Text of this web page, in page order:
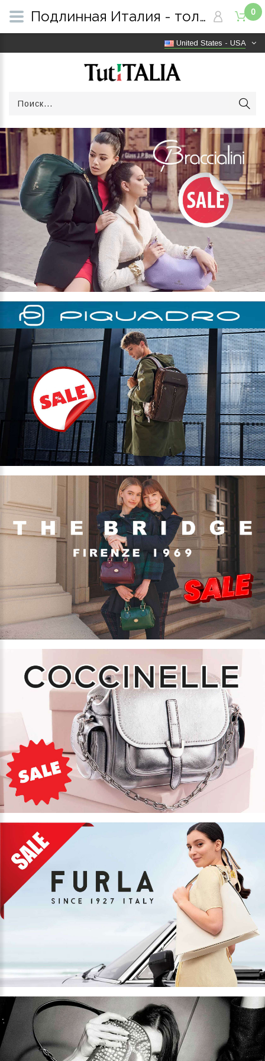
United States - USA
0
Подлинная Италия - только оригинальные товары | Бесплатная доставка по всему миру | TutITALIA